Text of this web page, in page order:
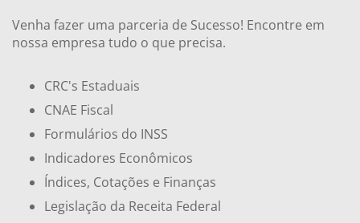
Venha fazer uma parceria de Sucesso! Encontre em
nossa empresa tudo o que precisa.
CRC's Estaduais
CNAE Fiscal
Formulários do INSS
Indicadores Econômicos
Índices, Cotações e Finanças
Legislação da Receita Federal